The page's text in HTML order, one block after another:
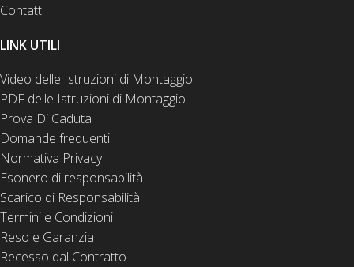
Contatti
LINK UTILI
Video delle Istruzioni di Montaggio
PDF delle Istruzioni di Montaggio
Prova Di Caduta
Domande frequenti
Normativa Privacy
Esonero di responsabilità
Scarico di Responsabilità
Termini e Condizioni
Reso e Garanzia
Recesso dal Contratto